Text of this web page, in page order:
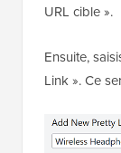
URL cible ».
Ensuite,
Link ». Ce